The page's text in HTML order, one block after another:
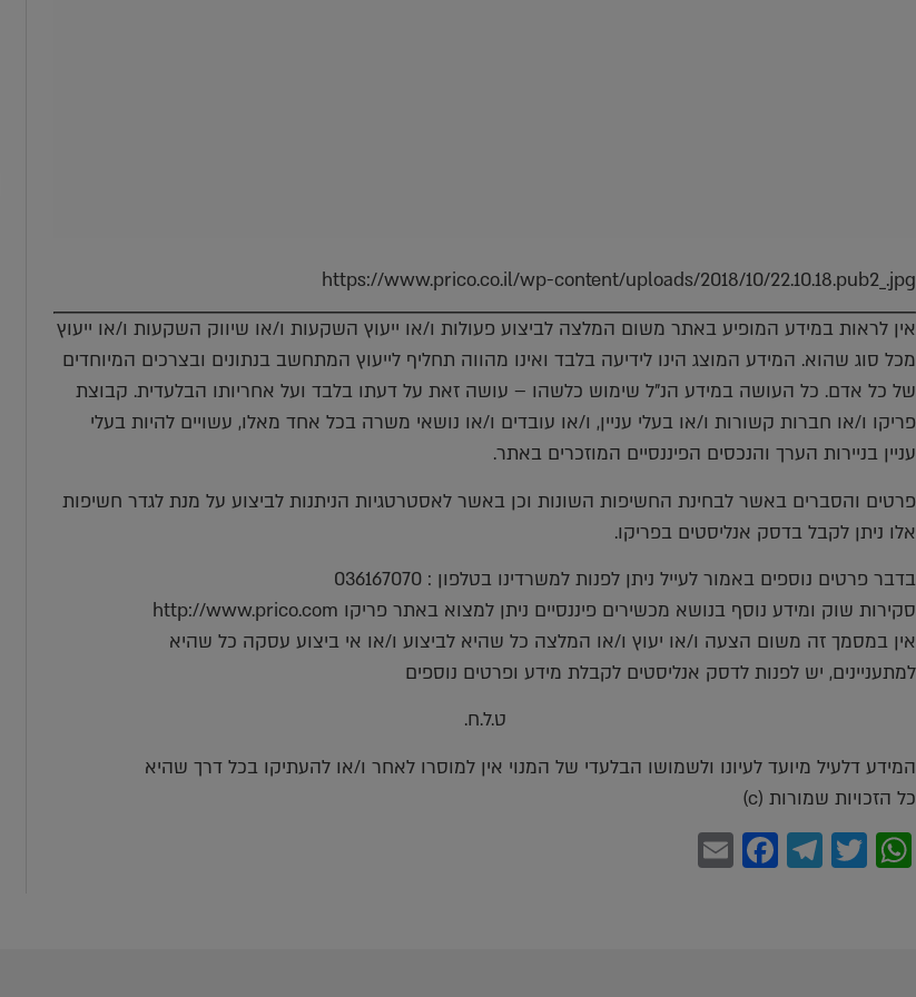
https://www.prico.co.il/wp-content/uploads/2018/10/22.10.18.pub2_.jpg
אין לראות במידע המופיע באתר משום המלצה לביצוע פעולות ו/או ייעוץ השקעות ו/או שיווק השקעות ו/או ייעוץ
מכל סוג שהוא. המידע המוצג הינו לידיעה בלבד ואינו מהווה תחליף לייעוץ המתחשב בנתונים ובצרכים המיוחדים
של כל אדם. כל העושה במידע הנ"ל שימוש כלשהו – עושה זאת על דעתו בלבד ועל אחריותו הבלעדית. קבוצת
פריקו ו/או חברות קשורות ו/או בעלי עניין, ו/או עובדים ו/או נושאי משרה בכל אחד מאלו, עשויים להיות בעלי
עניין בניירות הערך והנכסים הפיננסיים המוזכרים באתר.
פרטים והסברים באשר לבחינת החשיפות השונות וכן באשר לאסטרטגיות הניתנות לביצוע על מנת לגדר חשיפות
אלו ניתן לקבל בדסק אנליסטים בפריקו.
בדבר פרטים נוספים באמור לעייל ניתן לפנות למשרדינו בטלפון : 036167070
סקירות שוק ומידע נוסף בנושא מכשירים פיננסיים ניתן למצוא באתר פריקו http://www.prico.com
אין במסמך זה משום הצעה ו/או יעוץ ו/או המלצה כל שהיא לביצוע ו/או אי ביצוע עסקה כל שהיא
למתעניינים, יש לפנות לדסק אנליסטים לקבלת מידע ופרטים נוספים
ט.ל.ח.
המידע דלעיל מיועד לעיונו ולשמושו הבלעדי של המנוי אין למוסרו לאחר ו/או להעתיקו בכל דרך שהיא
כל הזכויות שמורות (c)
WhatsApp
Twitter
Telegram
Facebook